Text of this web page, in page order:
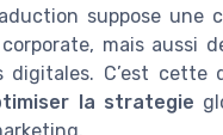
suppose une
mais aussi
digitales. C’est cette
la strategie